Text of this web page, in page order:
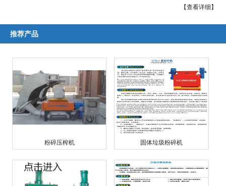
加工和检测手段，建有各类产品检测中心及泰州市环境技术研究中心。
技装备开发研制的递进式经营理念，大力推进特种泵站设备、给排水工程设备、
国内率先研制出粉碎型格栅、模块式浮坞泵船、固体垃圾粉碎机、低速剪切式秸
杆粉碎机、城市生活垃圾无氧热解系列化成套装备，并相继通过了科技成果鉴
定，多次获得省市级科技进步奖。
公司座落于贵州省贵阳市贵安新区马场镇数字文化产业园。长期以来，以诚
信的经营理念，雄厚的技术力量，先进的工艺设施，丰富的施工经验取信于国内
外广大用户及建设施工单位，多次获国家及地区党政部门嘉奖。 ...【查看详细】
【查看详细】
推荐产品
粉碎压榨机 固体垃圾粉碎机